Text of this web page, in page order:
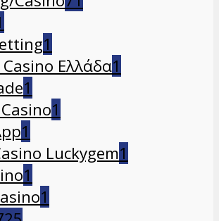
1
Ελλάδα1
1
1
1
Luckygem1
1
1